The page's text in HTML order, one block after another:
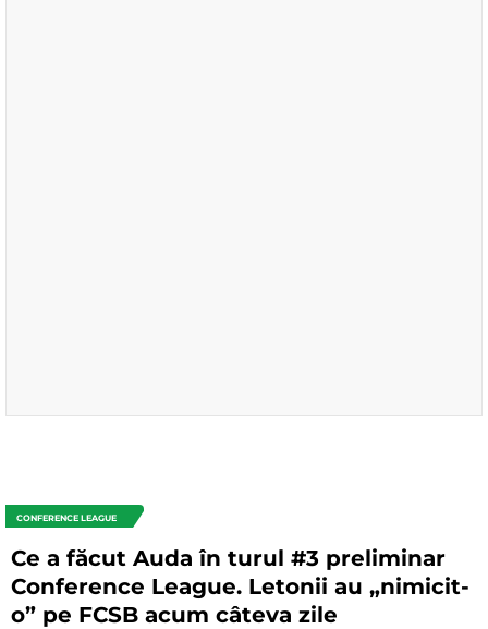
CONFERENCE LEAGUE
Ce a făcut Auda în turul #3 preliminar
Conference League. Letonii au „nimicit-
o” pe FCSB acum câteva zile